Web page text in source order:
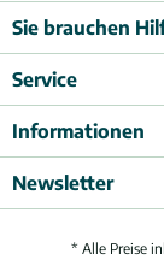
Sie brauchen
Service
Informationen
Newsletter
* Alle Preise